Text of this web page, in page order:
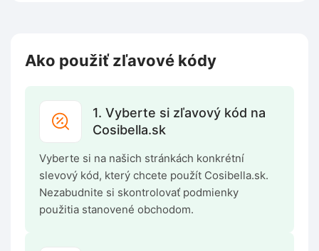
Ako použiť zľavové kódy
1. Vyberte si zľavový kód na
Cosibella.sk
Vyberte si na našich stránkách konkrétní
slevový kód, který chcete použít Cosibella.sk.
Nezabudnite si skontrolovať podmienky
použitia stanovené obchodom.